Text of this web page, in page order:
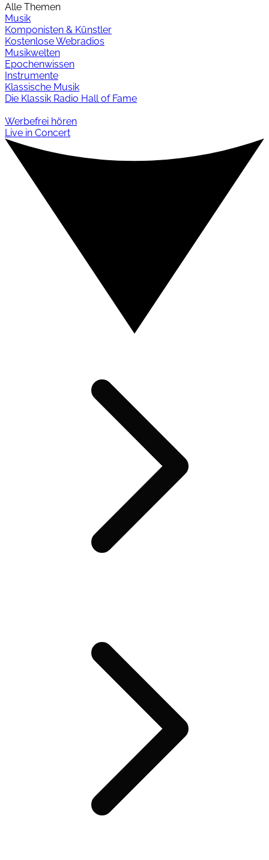
Alle Themen
Musik
Komponisten & Künstler
Kostenlose Webradios
Musikwelten
Epochenwissen
Instrumente
Klassische Musik
Die Klassik Radio Hall of Fame
Werbefrei hören
Live in Concert